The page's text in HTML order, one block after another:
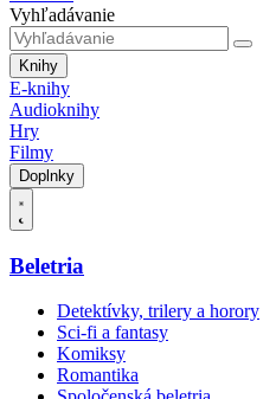
Vyhľadávanie
Knihy
E-knihy
Audioknihy
Hry
Filmy
Doplnky
Beletria
Detektívky, trilery a horory
Sci-fi a fantasy
Komiksy
Romantika